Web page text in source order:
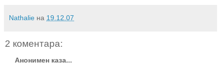
Nathalie на 19.12.07
2 коментара:
Анонимен каза...